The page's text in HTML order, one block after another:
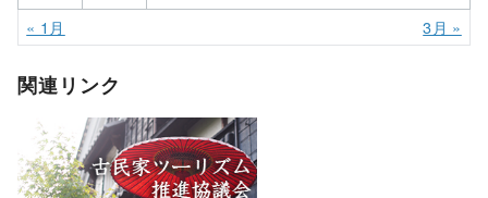
« 1月
3月 »
関連リンク